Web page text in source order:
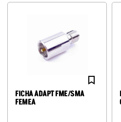
FICHA ADAPT FME/SMA
FEMEA